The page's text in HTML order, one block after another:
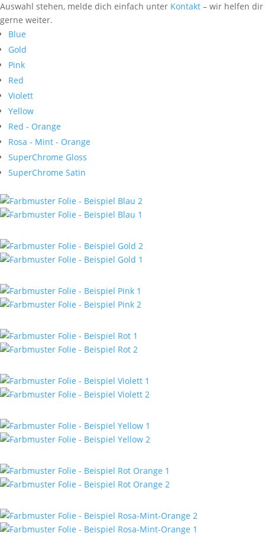
Auswahl stehen, melde dich einfach unter Kontakt – wir helfen dir
gerne weiter.
Blue
Gold
Pink
Red
Violett
Yellow
Red - Orange
Rosa - Mint - Orange
SuperChrome Gloss
SuperChrome Satin